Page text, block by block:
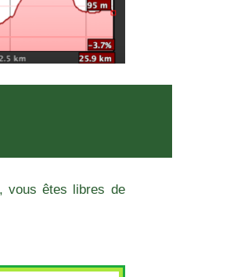
vous êtes libres de